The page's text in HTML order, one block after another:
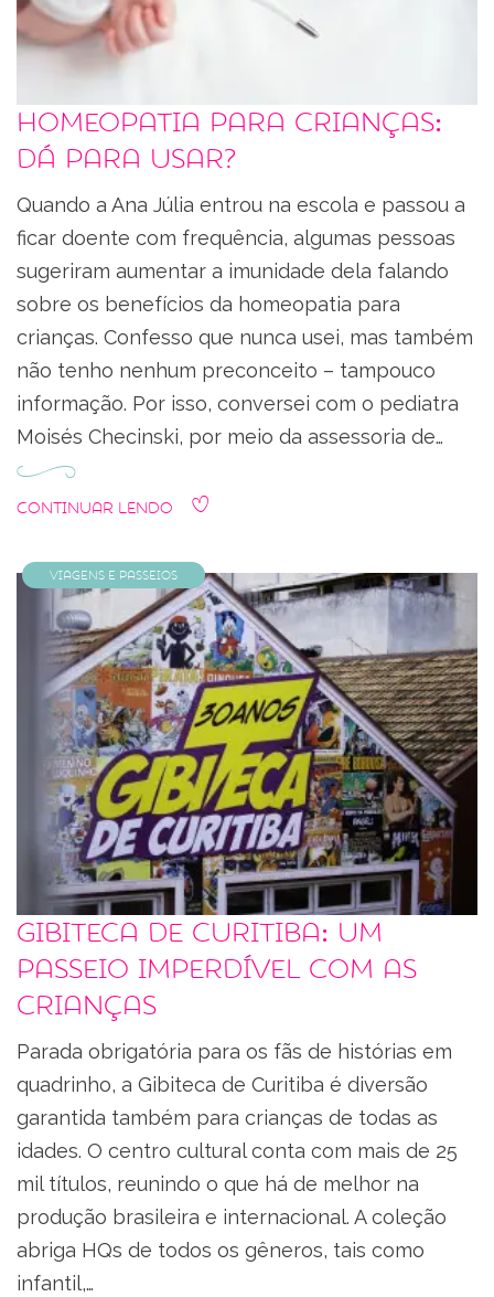
Homeopatia para crianças:
dá para usar?
Quando a Ana Júlia entrou na escola e passou a
ficar doente com frequência, algumas pessoas
sugeriram aumentar a imunidade dela falando
sobre os benefícios da homeopatia para
crianças. Confesso que nunca usei, mas também
não tenho nenhum preconceito – tampouco
informação. Por isso, conversei com o pediatra
Moisés Checinski, por meio da assessoria de…
Continuar Lendo
Viagens e Passeios
Gibiteca de Curitiba: um
passeio imperdível com as
crianças
Parada obrigatória para os fãs de histórias em
quadrinho, a Gibiteca de Curitiba é diversão
garantida também para crianças de todas as
idades. O centro cultural conta com mais de 25
mil títulos, reunindo o que há de melhor na
produção brasileira e internacional. A coleção
abriga HQs de todos os gêneros, tais como
infantil,…